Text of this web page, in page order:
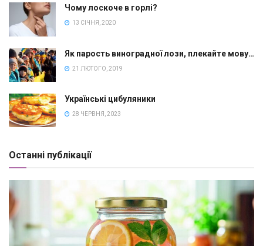
Чому лоскоче в горлі?
13 СІЧНЯ, 2020
Як парость виноградної лози, плекайте мову…
21 ЛЮТОГО, 2019
Українські цибуляники
28 ЧЕРВНЯ, 2023
Останні публікації